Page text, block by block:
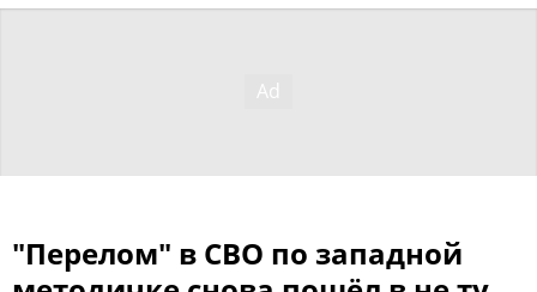
"Перелом" в СВО по западной